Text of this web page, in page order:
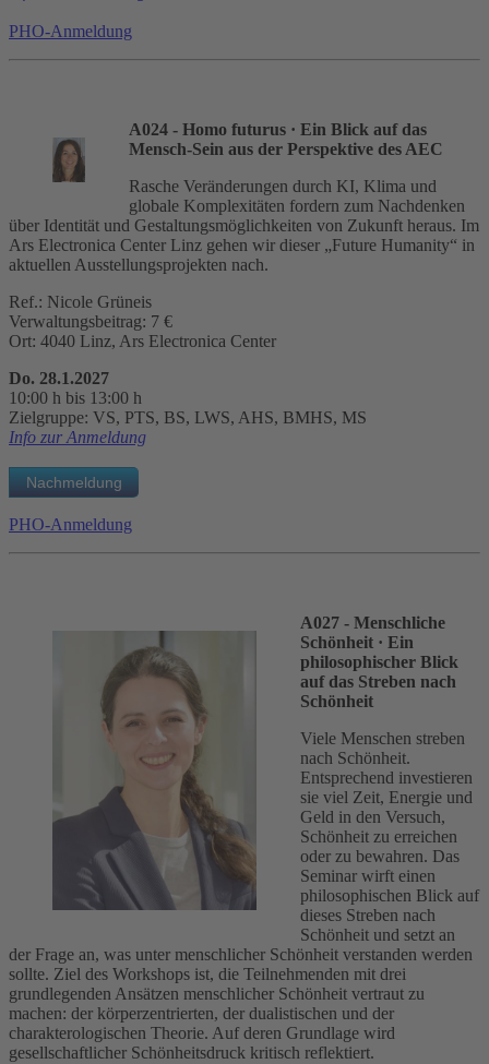
PHO-Anmeldung
A024 - Homo futurus · Ein Blick auf das
Mensch-Sein aus der Perspektive des AEC
Rasche Veränderungen durch KI, Klima und
globale Komplexitäten fordern zum Nachdenken
über Identität und Gestaltungsmöglichkeiten von Zukunft heraus. Im
Ars Electronica Center Linz gehen wir dieser „Future Humanity“ in
aktuellen Ausstellungsprojekten nach.
Ref.: Nicole Grüneis
Verwaltungsbeitrag: 7 €
Ort: 4040 Linz, Ars Electronica Center
Do. 28.1.2027
10:00 h bis 13:00 h
Zielgruppe: VS, PTS, BS, LWS, AHS, BMHS, MS
Info zur Anmeldung
PHO-Anmeldung
A027 - Menschliche
Schönheit · Ein
philosophischer Blick
auf das Streben nach
Schönheit
Viele Menschen streben
nach Schönheit.
Entsprechend investieren
sie viel Zeit, Energie und
Geld in den Versuch,
Schönheit zu erreichen
oder zu bewahren. Das
Seminar wirft einen
philosophischen Blick auf
dieses Streben nach
Schönheit und setzt an
der Frage an, was unter menschlicher Schönheit verstanden werden
sollte. Ziel des Workshops ist, die Teilnehmenden mit drei
grundlegenden Ansätzen menschlicher Schönheit vertraut zu
machen: der körperzentrierten, der dualistischen und der
charakterologischen Theorie. Auf deren Grundlage wird
gesellschaftlicher Schönheitsdruck kritisch reflektiert.